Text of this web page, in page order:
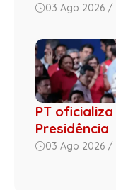
03 Ago 2026 /
PT
Presidência
03 Ago 2026 /